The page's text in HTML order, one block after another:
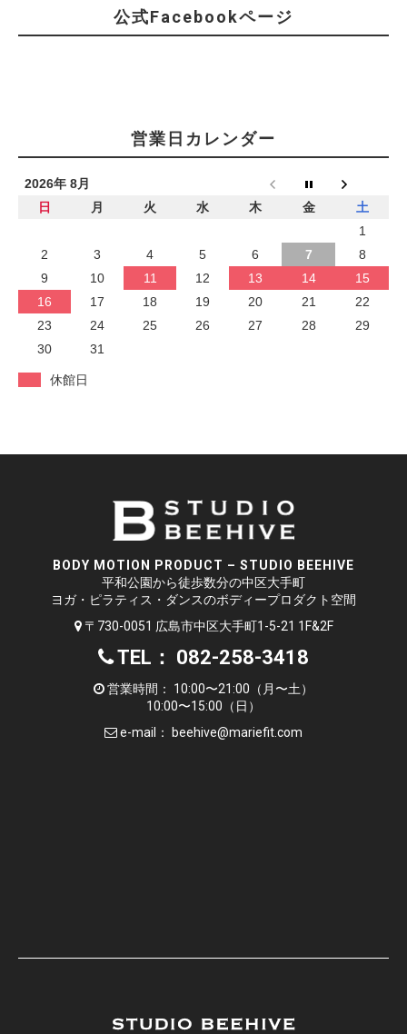
公式Facebookページ
営業日カレンダー
2026年 8月
日
月 火 水 木 金
土
1
2
3 4 5 6 7
8
9
10 11 12 13 14
15
16
17 18 19 20 21
22
23
24 25 26 27 28
29
30
31
休館日
BODY MOTION PRODUCT – STUDIO BEEHIVE
平和公園から徒歩数分の中区大手町
ヨガ・ピラティス・ダンスのボディープロダクト空間
〒730-0051 広島市中区大手町1-5-21 1F&2F
TEL： 082-258-3418
営業時間： 10:00〜21:00（月〜土）
10:00〜15:00（日）
e-mail：
beehive@mariefit.com